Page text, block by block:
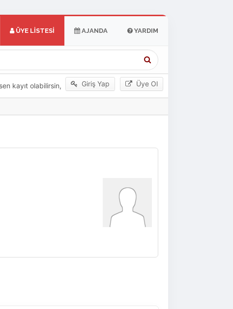
ÜYE LISTESI AJANDA YARDIM
Giriş Yap Üye Ol
kayıt olabilirsin,